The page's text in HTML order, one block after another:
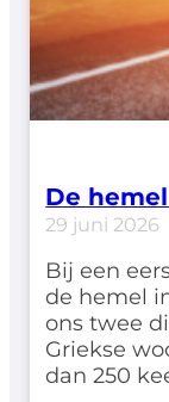
De
29 juni 2026
Bij een
de hemel
ons twee
Griekse
dan 250